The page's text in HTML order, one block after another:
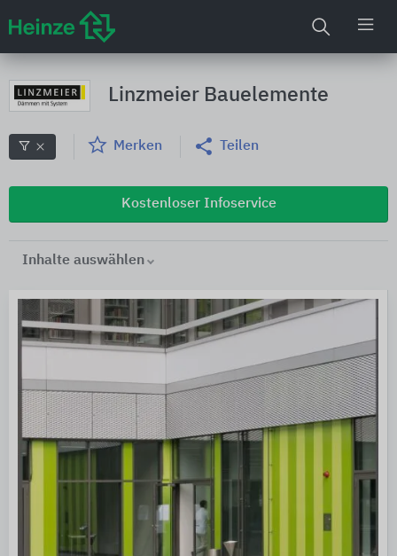
Linzmeier Bauelemente
Merken Teilen
Kostenloser Infoservice
Inhalte auswählen